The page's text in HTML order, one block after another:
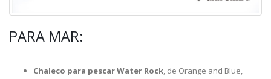
PARA MAR:
Chaleco para pescar Water Rock, de Orange and Blue,